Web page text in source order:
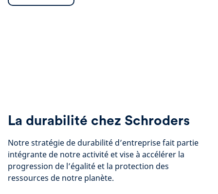
La durabilité chez Schroders
Notre stratégie de durabilité d’entreprise fait partie
intégrante de notre activité et vise à accélérer la
progression de l’égalité et la protection des
ressources de notre planète.